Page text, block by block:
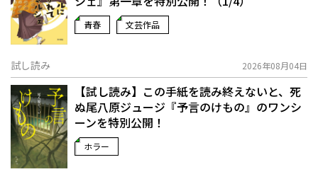
青春 文芸作品
試し読み 2026年08月04日
【試し読み】この手紙を読み終えないと、死
ぬ――尾八原ジュージ『予言のけもの』のワンシ
ーンを特別公開！
ホラー